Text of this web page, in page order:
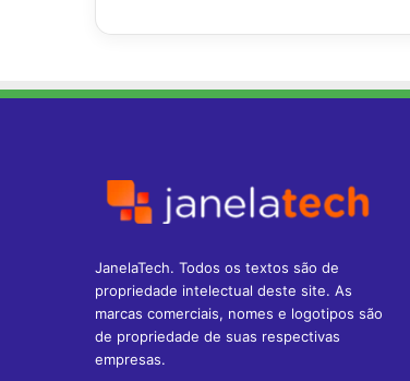
JanelaTech. Todos os textos são de
propriedade intelectual deste site. As
marcas comerciais, nomes e logotipos são
de propriedade de suas respectivas
empresas.